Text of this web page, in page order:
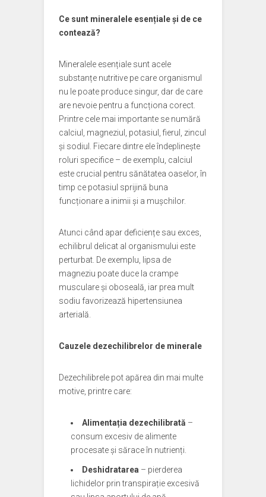
Ce sunt mineralele esențiale și de ce
contează?
Mineralele esențiale sunt acele
substanțe nutritive pe care organismul
nu le poate produce singur, dar de care
are nevoie pentru a funcționa corect.
Printre cele mai importante se numără
calciul, magneziul, potasiul, fierul, zincul
și sodiul. Fiecare dintre ele îndeplinește
roluri specifice – de exemplu, calciul
este crucial pentru sănătatea oaselor, în
timp ce potasiul sprijină buna
funcționare a inimii și a mușchilor.
Atunci când apar deficiențe sau exces,
echilibrul delicat al organismului este
perturbat. De exemplu, lipsa de
magneziu poate duce la crampe
musculare și oboseală, iar prea mult
sodiu favorizează hipertensiunea
arterială.
Cauzele dezechilibrelor de minerale
Dezechilibrele pot apărea din mai multe
motive, printre care:
Alimentația dezechilibrată –
consum excesiv de alimente
procesate și sărace în nutrienți.
Deshidratarea – pierderea
lichidelor prin transpirație excesivă